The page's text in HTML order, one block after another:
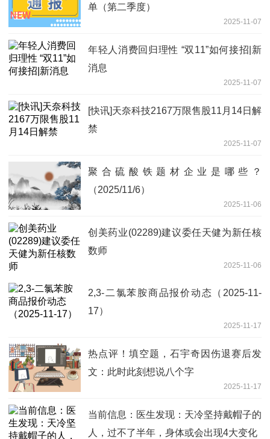
单（第二季度）
2025-11-07
年轻人消费回归理性 “双11”如何接招|新
消息
2025-11-07
[快讯]天奈科技2167万限售股11月14日解
禁
2025-11-07
聚合硫酸铁题材企业是哪些？
（2025/11/6）
2025-11-06
创美药业(02289)建议委任天健为新任核
数师
2025-11-06
2,3-二氯苯胺商品报价动态（2025-11-
17）
2025-11-17
热点评！填空题，石宇奇因伤退赛后发
文：此时此刻想说八个字
2025-11-17
当前信息：医生发现：天冷坚持戴帽子的
人，过不了半年，身体或会出现4大变化